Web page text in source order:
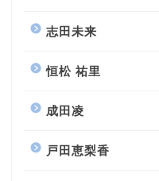
志田未来
恒松 祐里
成田凌
戸田恵梨香